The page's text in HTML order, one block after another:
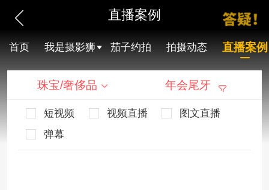
直播案例
首页 我是摄影狮 茄子约拍 拍摄动态 直播案例
珠宝/奢侈品 年会尾牙
短视频 视频直播
图文直播
弹幕